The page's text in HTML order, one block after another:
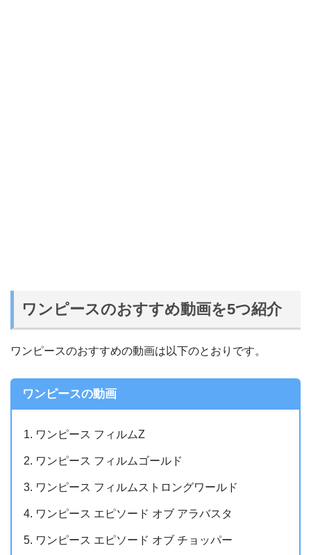
ワンピースのおすすめ動画を5つ紹介
ワンピースのおすすめの動画は以下のとおりです。
ワンピースの動画
ワンピース フィルムZ
ワンピース フィルムゴールド
ワンピース フィルムストロングワールド
ワンピース エピソード オブ アラバスタ
ワンピース エピソード オブ チョッパー